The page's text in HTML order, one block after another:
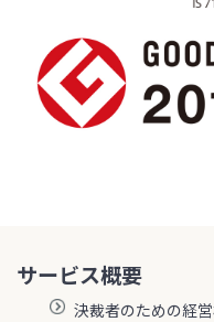
サービス概要
決裁者のための経